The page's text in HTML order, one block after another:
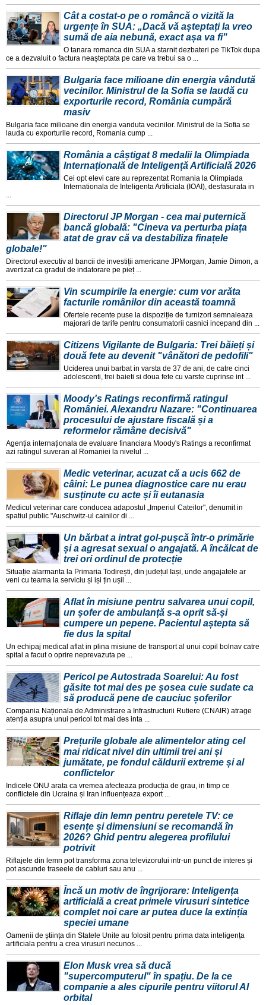
Cât a costat-o pe o româncă o vizită la
urgențe în SUA: „Dacă vă așteptați la vreo
sumă de aia nebună, exact așa va fi"
O tanara romanca din SUA a starnit dezbateri pe TikTok dupa
ce a dezvaluit o factura neașteptata pe care va trebui sa o ...
Bulgaria face milioane din energia vândută
vecinilor. Ministrul de la Sofia se laudă cu
exporturile record, România cumpără
masiv
Bulgaria face milioane din energia vanduta vecinilor. Ministrul de la Sofia se
lauda cu exporturile record, Romania cump ...
România a câștigat 8 medalii la Olimpiada
Internațională de Inteligență Artificială 2026
Cei opt elevi care au reprezentat Romania la Olimpiada
Internationala de Inteligenta Artificiala (IOAI), desfasurata in
Directorul JP Morgan - cea mai puternică
bancă globală: "Cineva va perturba piața
atat de grav că va destabiliza finațele
globale!"
Directorul executiv al bancii de investiții americane JPMorgan, Jamie Dimon, a
avertizat ca gradul de indatorare pe pieț ...
Vin scumpirile la energie: cum vor arăta
facturile românilor din această toamnă
Ofertele recente puse la dispoziție de furnizori semnaleaza
majorari de tarife pentru consumatorii casnici incepand din ...
Citizens Vigilante de Bulgaria: Trei băieți și
două fete au devenit "vânători de pedofili"
Uciderea unui barbat in varsta de 37 de ani, de catre cinci
adolescenti, trei baieti si doua fete cu varste cuprinse int ...
Moody's Ratings reconfirmă ratingul
României. Alexandru Nazare: "Continuarea
procesului de ajustare fiscală și a
reformelor rămâne decisivă"
Agenția internaționala de evaluare financiara Moody's Ratings a reconfirmat
azi ratingul suveran al Romaniei la nivelul ...
Medic veterinar, acuzat că a ucis 662 de
câini: Le punea diagnostice care nu erau
susținute cu acte și îi eutanasia
Medicul veterinar care conducea adapostul „Imperiul Cateilor", denumit in
spatiul public "Auschwitz-ul cainilor di ...
Un bărbat a intrat gol-pușcă într-o primărie
și a agresat sexual o angajată. A încălcat de
trei ori ordinul de protecție
Situație alarmanta la Primaria Todirești, din județul Iași, unde angajatele ar
veni cu teama la serviciu și iși țin ușil ...
Aflat în misiune pentru salvarea unui copil,
un șofer de ambulanță s-a oprit să-și
cumpere un pepene. Pacientul aștepta să
fie dus la spital
Un echipaj medical aflat in plina misiune de transport al unui copil bolnav catre
spital a facut o oprire neprevazuta pe ...
Pericol pe Autostrada Soarelui: Au fost
găsite tot mai des pe șosea cuie sudate ca
să producă pene de cauciuc șoferilor
Compania Naționala de Administrare a Infrastructurii Rutiere (CNAIR) atrage
atenția asupra unui pericol tot mai des inta ...
Prețurile globale ale alimentelor ating cel
mai ridicat nivel din ultimii trei ani și
jumătate, pe fondul căldurii extreme și al
conflictelor
Indicele ONU arata ca vremea afecteaza producția de grau, in timp ce
conflictele din Ucraina și Iran influențeaza export ...
Riflaje din lemn pentru peretele TV: ce
esențe și dimensiuni se recomandă în
2026? Ghid pentru alegerea profilului
potrivit
Riflajele din lemn pot transforma zona televizorului intr-un punct de interes și
pot ascunde traseele de cabluri sau anu ...
Încă un motiv de îngrijorare: Inteligența
artificială a creat primele virusuri sintetice
complet noi care ar putea duce la extinția
speciei umane
Oamenii de știința din Statele Unite au folosit pentru prima data inteligența
artificiala pentru a crea virusuri necunos ...
Elon Musk vrea să ducă
"supercomputerul" în spațiu. De la ce
companie a ales cipurile pentru viitorul AI
orbital